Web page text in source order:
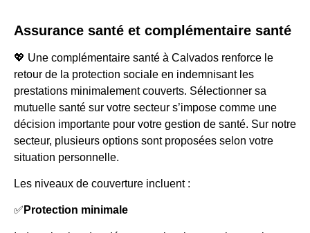
Assurance santé et complémentaire santé
💖 Une complémentaire santé à Calvados renforce le
retour de la protection sociale en indemnisant les
prestations minimalement couverts. Sélectionner sa
mutuelle santé sur votre secteur s’impose comme une
décision importante pour votre gestion de santé. Sur notre
secteur, plusieurs options sont proposées selon votre
situation personnelle.
Les niveaux de couverture incluent :
✅ Protection minimale